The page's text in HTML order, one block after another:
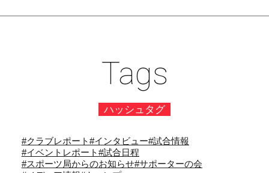
Tags
ハッシュタグ
#クラブレポート#インタビュー#試合情報
#イベントレポート#試合日程
#スポーツ局からのお知らせ#サポーターの会